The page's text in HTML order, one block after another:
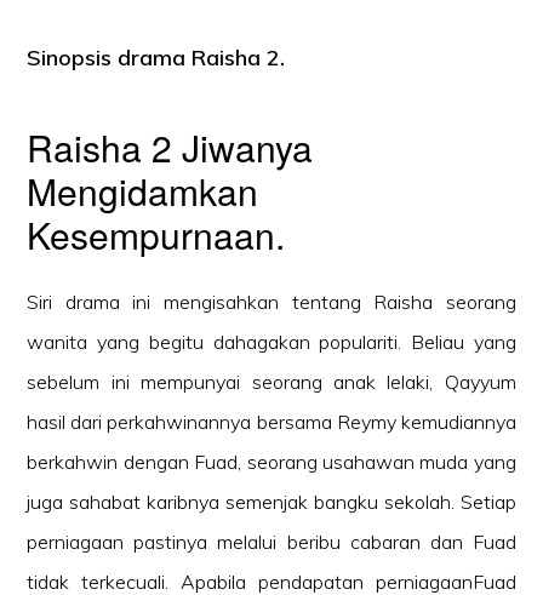
Sinopsis drama Raisha 2.
Raisha 2 Jiwanya
Mengidamkan
Kesempurnaan.
Siri drama ini mengisahkan tentang Raisha seorang
wanita yang begitu dahagakan populariti. Beliau yang
sebelum ini mempunyai seorang anak lelaki, Qayyum
hasil dari perkahwinannya bersama Reymy kemudiannya
berkahwin dengan Fuad, seorang usahawan muda yang
juga sahabat karibnya semenjak bangku sekolah. Setiap
perniagaan pastinya melalui beribu cabaran dan Fuad
tidak terkecuali. Apabila pendapatan perniagaanFuad